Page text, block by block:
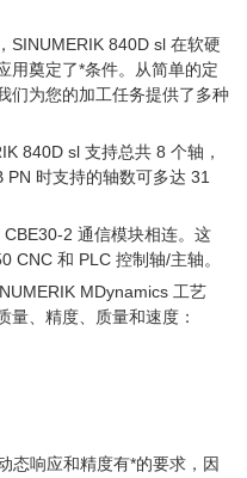
SINUMERIK 840D sl 在软硬
用奠定了*条件。从简单的定
们为您的加工任务提供了多种
840D sl 支持总共 8 个轴，
时支持的轴数可多达 31
2 通信模块相连。这
CNC 和 PLC 控制轴/主轴。
MDynamics 工艺
量、精度、质量和速度：
态响应和精度有*的要求，因